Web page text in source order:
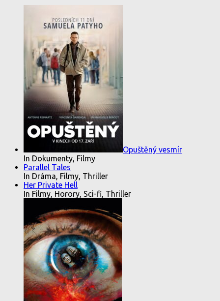
Opuštěný vesmír
In Dokumenty, Filmy
Parallel Tales
In Dráma, Filmy, Thriller
Her Private Hell
In Filmy, Horory, Sci-fi, Thriller